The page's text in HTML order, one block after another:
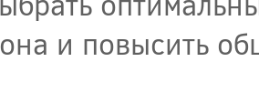
и повысить